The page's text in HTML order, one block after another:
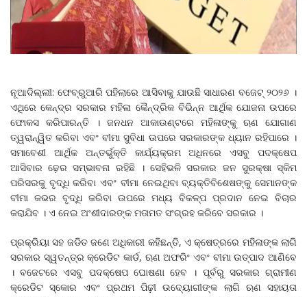
ନୂଆଦିଲ୍ଲୀ: ଫେବ୍ରୁଆରି ପହିଲାରେ ଆସିବାକୁ ଯାଉଛି ସାଧାରଣ ବଜେଟ୍ ୨୦୨୬ ।
ଏଥିରେ କେନ୍ଦ୍ର ସରକାର ମହିଳା କୈନ୍ଦ୍ରିକ ବିଭିନ୍ନ ଆର୍ଥିକ ଯୋଜନା ଉପରେ
ଫୋକସ କରିପାରନ୍ତି । ଜନଧନ ଆକାଉଣ୍ଟରେ ମହିଳାଙ୍କୁ ଋଣ ଯୋଗାଣ
ତ୍ୱରାନ୍ୱିତ କରିବା ଏବଂ ବୀମା ସୁବିଧା ଉପରେ ସରକାରଙ୍କ ଧ୍ୟାନ ରହିପାରେ ।
ସମାବେଶୀ ଆର୍ଥିକ ଅନ୍ତର୍ଭୁକ୍ତି କାର୍ଯ୍ୟକ୍ରମ ଅଧିନରେ ଏସବୁ ପଦକ୍ଷେପ
ଆସିବାର ଢ଼େର ସମ୍ଭାବନା ରହିଛି । ସେହିଭଳି ସରକାର ଜନ ସୁରକ୍ଷା ସ୍କିମ
ପରିସରକୁ ବୃଦ୍ଧି କରିବା ଏବଂ ବୀମା ନେଇଥିବା ବ୍ୟକ୍ତିବିଶେଷଙ୍କୁ ସେମାନଙ୍କ
ବୀମା କଭର ବୃଦ୍ଧି କରିବା ଉପରେ ମଧ୍ୟ ବିକଳ୍ପ ପ୍ରଦାନ ନେଇ ବିଚାର
କରାଯିବ । ଏ ନେଇ ଅଂଶୀଦାରଙ୍କ ମତାମତ ସଂଗ୍ରହ କରିବେ ସରକାର ।
ପ୍ରକ୍ରିୟା ସହ ଜଡିତ ଜଣେ ଅଧିକାରୀ କହିଛନ୍ତି, ଏ କ୍ଷେତ୍ରରେ ମହିଳାଙ୍କ ଲାଗି
ସରକାର ସ୍ୱତନ୍ତ୍ର କ୍ରେଡିଟ କାର୍ଡ, ଋଣ ଅଫରିଂ ଏବଂ ବୀମା ଉତ୍ପାଦ ଆଣିବେ
। ବଜେଟରେ ଏସବୁ ପଦକ୍ଷେପ ଘୋଷଣା ହେବ । ପୂର୍ବରୁ ସରକାର ଗ୍ରାମୀଣ
କ୍ରେଡିଟ ସ୍କୋର ଏବଂ ପ୍ରଥମ ପିଢ଼ୀ ଉଦ୍ୟୋଗୀଙ୍କ ଲାଗି ଋଣ ସହାୟତା